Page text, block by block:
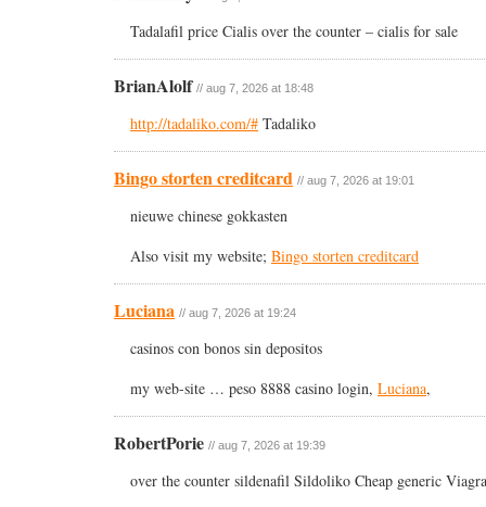
Tadalafil price Cialis over the counter – cialis for sale
BrianAlolf // aug 7, 2026 at 18:48
http://tadaliko.com/# Tadaliko
Bingo storten creditcard // aug 7, 2026 at 19:01
nieuwe chinese gokkasten
Also visit my website; Bingo storten creditcard
Luciana // aug 7, 2026 at 19:24
casinos con bonos sin depositos
my web-site … peso 8888 casino login, Luciana,
RobertPorie // aug 7, 2026 at 19:39
over the counter sildenafil Sildoliko Cheap generic Viagra